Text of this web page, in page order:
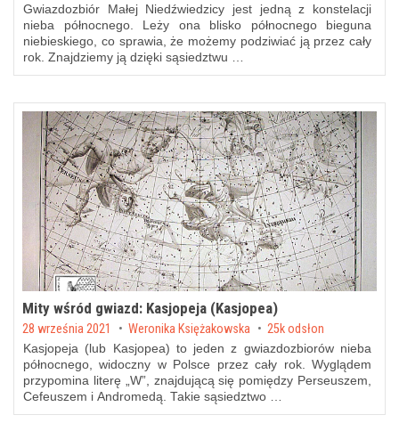
Gwiazdozbiór Małej Niedźwiedzicy jest jedną z konstelacji
nieba północnego. Leży ona blisko północnego bieguna
niebieskiego, co sprawia, że możemy podziwiać ją przez cały
rok. Znajdziemy ją dzięki sąsiedztwu …
Mity wśród gwiazd: Kasjopeja (Kasjopea)
Posted on
28 września 2021 byWeronika Księżakowska 25k odsłon
Kasjopeja (lub Kasjopea) to jeden z gwiazdozbiorów nieba
północnego, widoczny w Polsce przez cały rok. Wyglądem
przypomina literę „W”, znajdującą się pomiędzy Perseuszem,
Cefeuszem i Andromedą. Takie sąsiedztwo …